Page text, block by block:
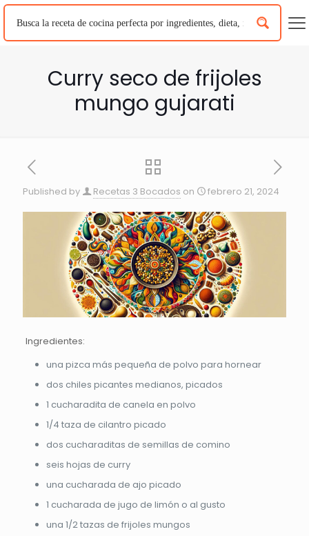
Curry seco de frijoles
mungo gujarati
Published by Recetas 3 Bocados on febrero 21, 2024
Ingredientes:
una pizca más pequeña de polvo para hornear
dos chiles picantes medianos, picados
1 cucharadita de canela en polvo
1/4 taza de cilantro picado
dos cucharaditas de semillas de comino
seis hojas de curry
una cucharada de ajo picado
1 cucharada de jugo de limón o al gusto
una 1/2 tazas de frijoles mungos